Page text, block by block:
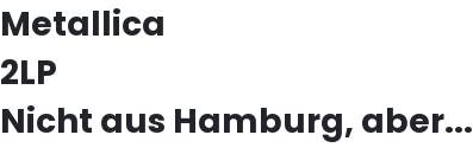
Metallica
2LP
Nicht aus Hamburg, aber...